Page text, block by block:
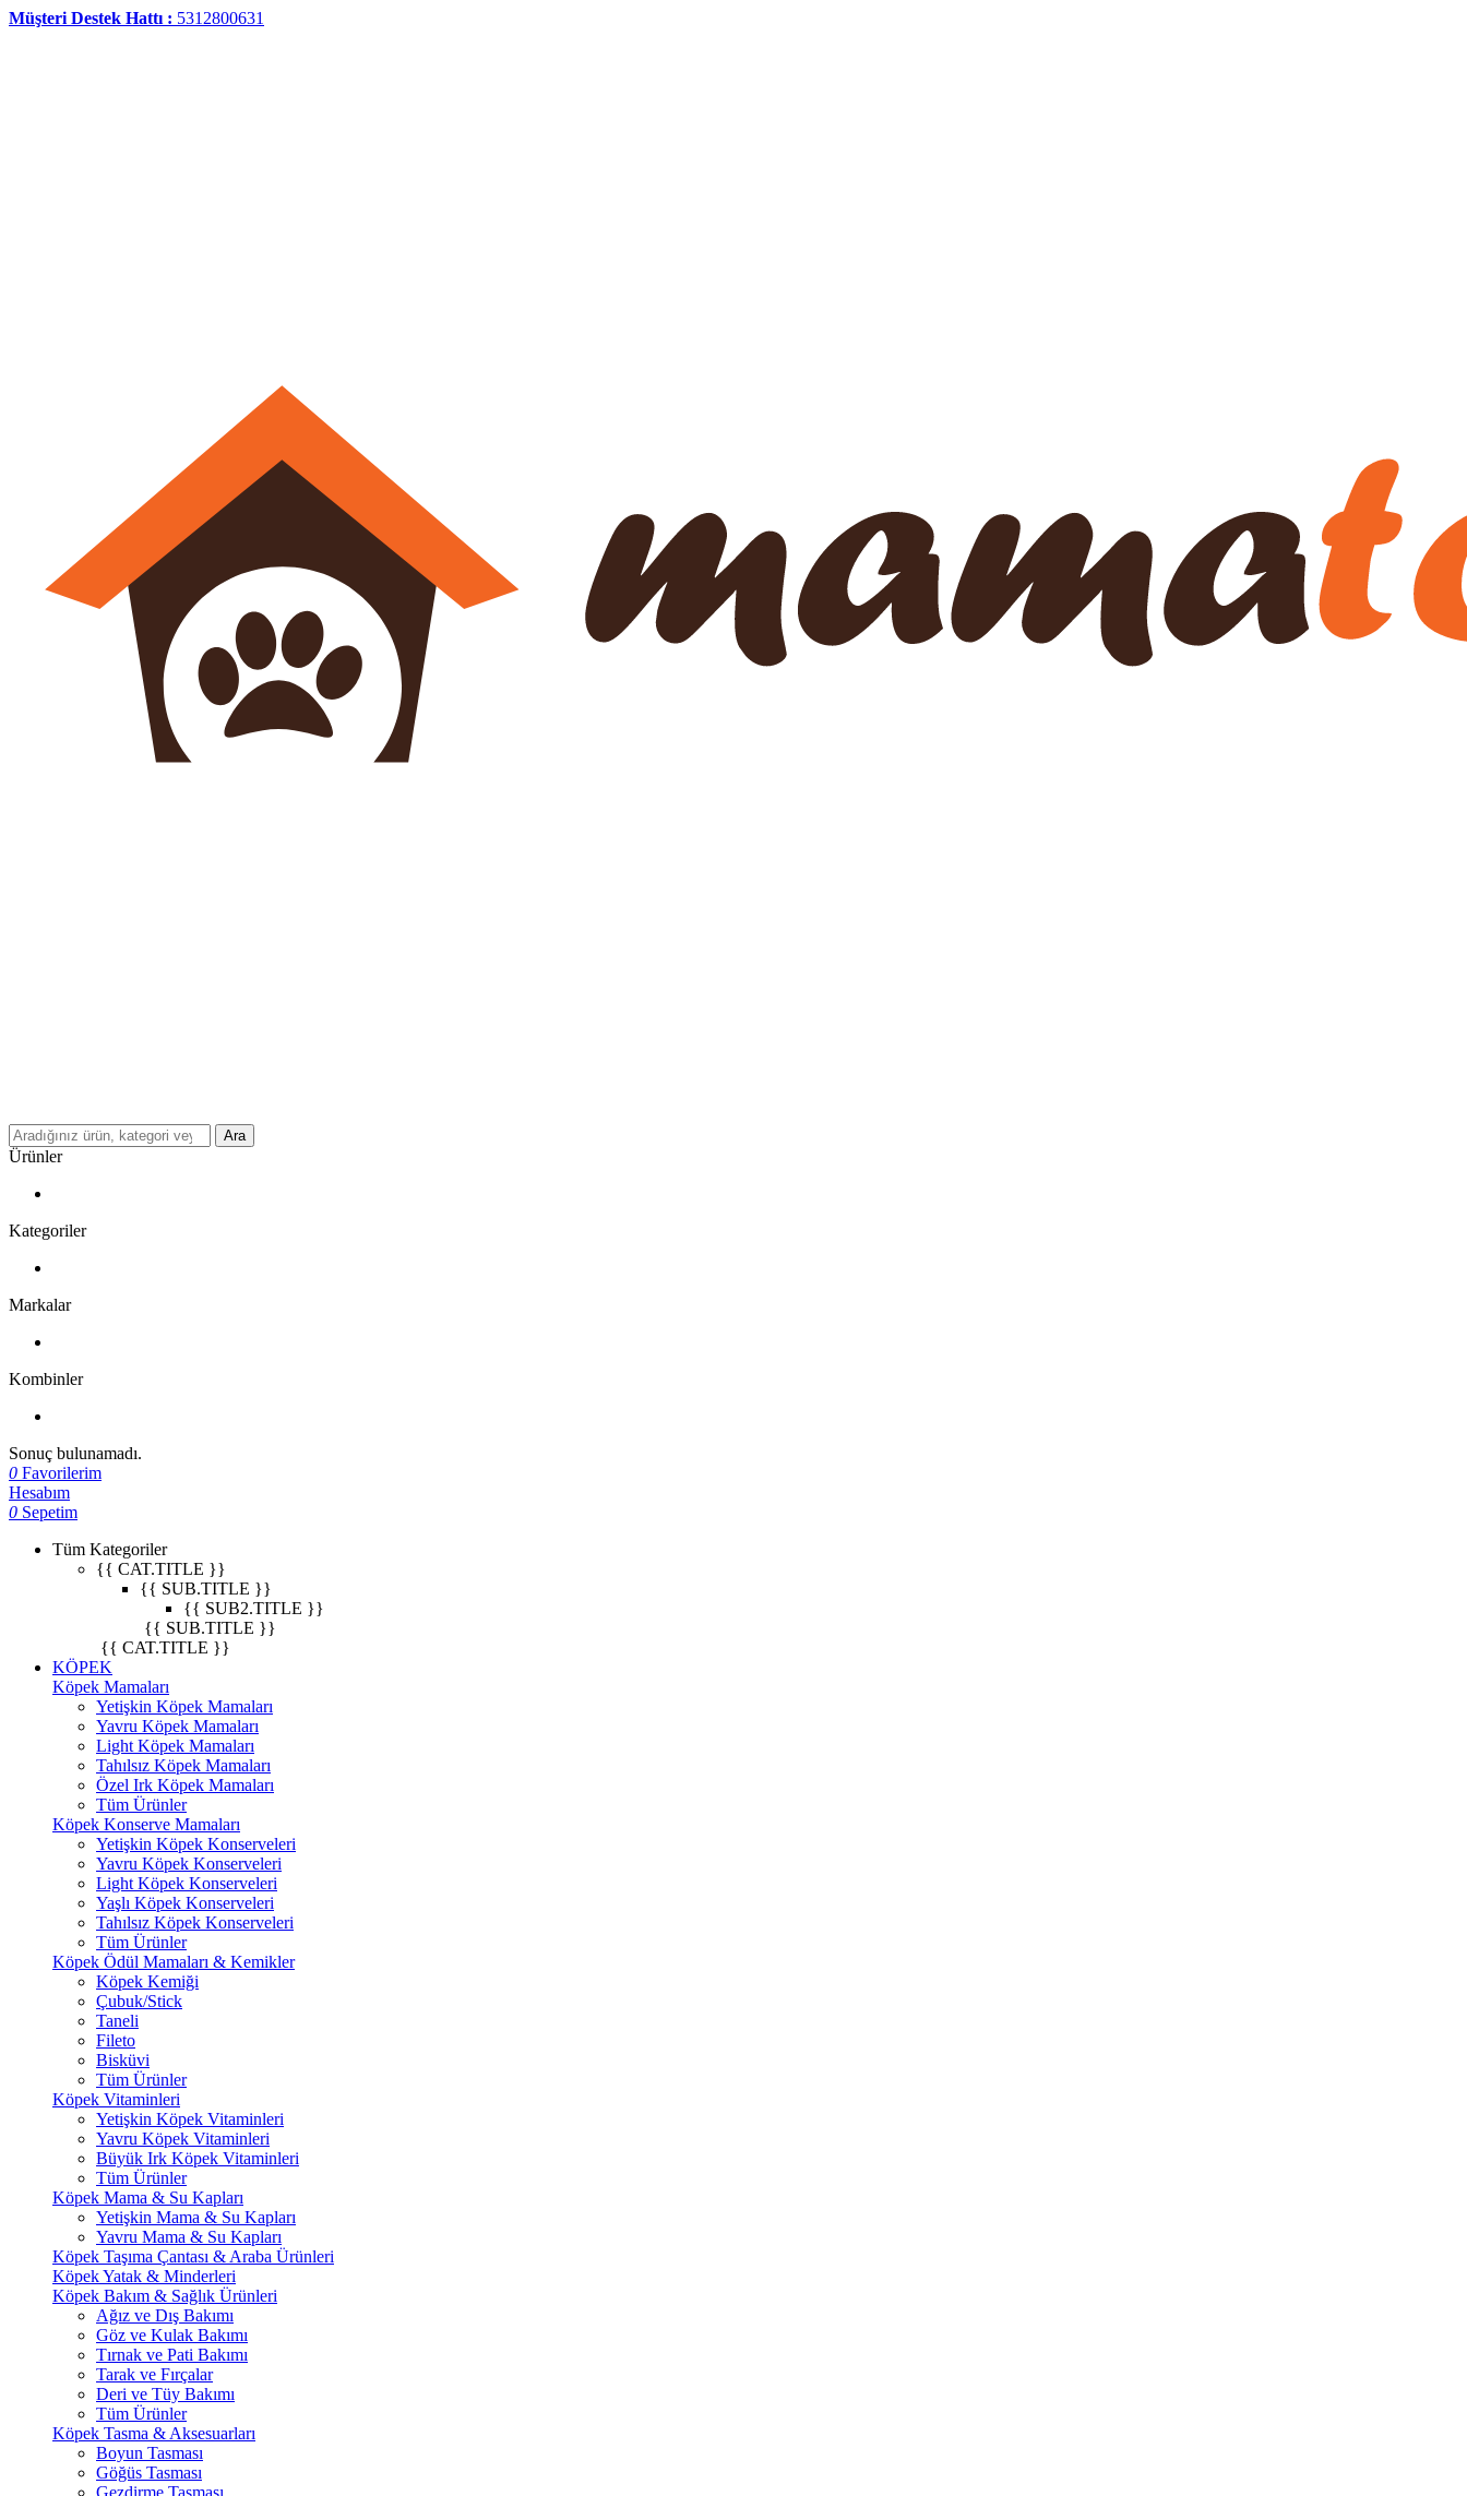
Müşteri Destek Hattı : 5312800631
Ara
Ürünler
Kategoriler
Markalar
Kombinler
Sonuç bulunamadı.
0 Favorilerim
Hesabım
0 Sepetim
Tüm Kategoriler
{{ CAT.TITLE }}
{{ SUB.TITLE }}
{{ SUB2.TITLE }}
{{ SUB.TITLE }}
{{ CAT.TITLE }}
KÖPEK
Köpek Mamaları
Yetişkin Köpek Mamaları
Yavru Köpek Mamaları
Light Köpek Mamaları
Tahılsız Köpek Mamaları
Özel Irk Köpek Mamaları
Tüm Ürünler
Köpek Konserve Mamaları
Yetişkin Köpek Konserveleri
Yavru Köpek Konserveleri
Light Köpek Konserveleri
Yaşlı Köpek Konserveleri
Tahılsız Köpek Konserveleri
Tüm Ürünler
Köpek Ödül Mamaları & Kemikler
Köpek Kemiği
Çubuk/Stick
Taneli
Fileto
Bisküvi
Tüm Ürünler
Köpek Vitaminleri
Yetişkin Köpek Vitaminleri
Yavru Köpek Vitaminleri
Büyük Irk Köpek Vitaminleri
Tüm Ürünler
Köpek Mama & Su Kapları
Yetişkin Mama & Su Kapları
Yavru Mama & Su Kapları
Köpek Taşıma Çantası & Araba Ürünleri
Köpek Yatak & Minderleri
Köpek Bakım & Sağlık Ürünleri
Ağız ve Dış Bakımı
Göz ve Kulak Bakımı
Tırnak ve Pati Bakımı
Tarak ve Fırçalar
Deri ve Tüy Bakımı
Tüm Ürünler
Köpek Tasma & Aksesuarları
Boyun Tasması
Göğüs Tasması
Gezdirme Tasması